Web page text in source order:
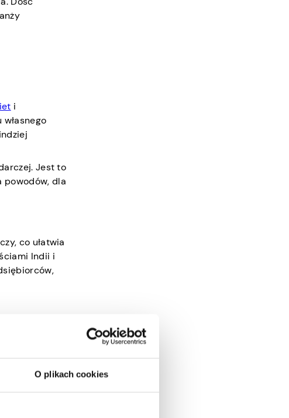
O plikach cookies
i
Jest to
powodów, dla
co ułatwia
Indii i
ułatwia
ról
do swojego